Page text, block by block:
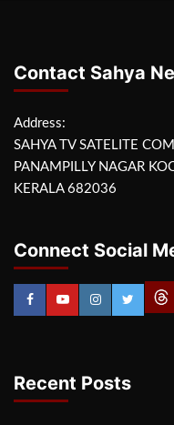
Contact Sahya
Address:
SAHYA TV SATELITE
PANAMPILLY NAGAR
KERALA 682036
Connect Social
Recent Posts